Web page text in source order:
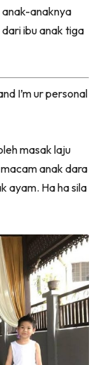
anak-anaknya
ibu anak tiga
I’m ur personal
masak laju
anak dara
ayam. Ha ha sila